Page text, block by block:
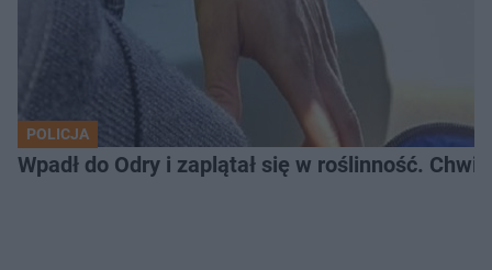
POLICJA
Wpadł do Odry i zaplątał się w roślinność.